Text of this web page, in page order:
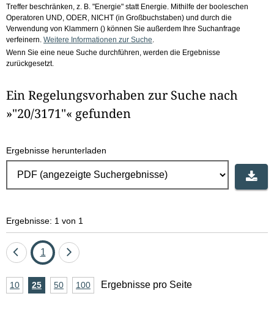
Treffer beschränken, z. B. "Energie" statt Energie. Mithilfe der booleschen
Operatoren UND, ODER, NICHT (in Großbuchstaben) und durch die
Verwendung von Klammern () können Sie außerdem Ihre Suchanfrage
verfeinern. Weitere Informationen zur Suche
Wenn Sie eine neue Suche durchführen, werden die Ergebnisse
zurückgesetzt.
Ein Regelungsvorhaben zur Suche nach
»"20/3171"« gefunden
Ergebnisse herunterladen
Ergebnisse: 1 von 1
Eine
zurück
Seite
1
Eine
vor
A10Ergebnisse
25Ergebnisse
50Ergebnisse
100Ergebnisse
Ergebnisse pro Seite